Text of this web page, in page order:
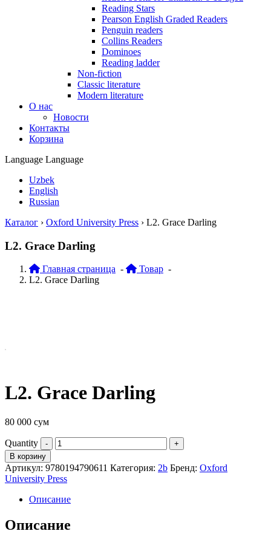
Reading Stars
Pearson English Graded Readers
Penguin readers
Collins Readers
Dominoes
Reading ladder
Non-fiction
Classic literature
Modern literature
О нас
Новости
Контакты
Корзина
Language Language
Uzbek
English
Russian
Каталог › Oxford University Press › L2. Grace Darling
L2. Grace Darling
Главная страница - Товар -
L2. Grace Darling
L2. Grace Darling
80 000 сум
Quantity
В корзину
Артикул: 9780194790611 Категория: 2b Бренд: Oxford
University Press
Описание
Описание